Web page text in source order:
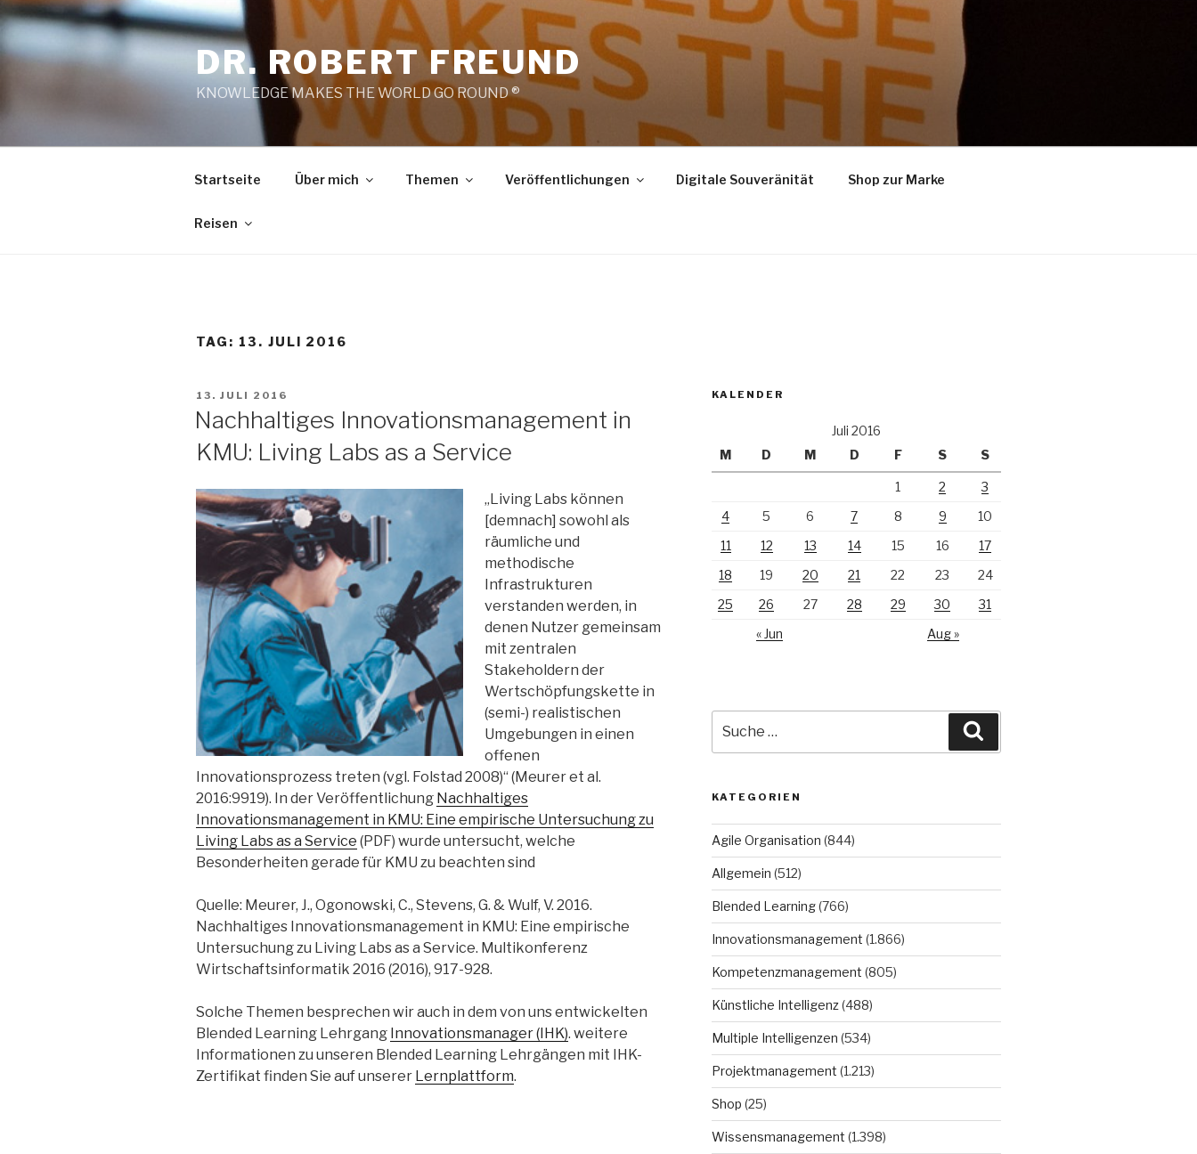
Zum
Inhalt
springen
DR. ROBERT FREUND
KNOWLEDGE MAKES THE WORLD GO ROUND ®
Startseite Über mich Themen Veröffentlichungen Digitale Souveränität Shop zur Marke
Reisen
TAG: 13. JULI 2016
VERÖFFENTLICHT
13. JULI 2016
Nachhaltiges Innovationsmanagement in
KMU: Living Labs as a Service
„Living Labs können
[demnach] sowohl als
räumliche und
methodische
Infrastrukturen
verstanden werden, in
denen Nutzer gemeinsam
mit zentralen
Stakeholdern der
Wertschöpfungskette in
(semi-) realistischen
Umgebungen in einen
offenen
Innovationsprozess treten (vgl. Folstad 2008)“ (Meurer et al.
2016:9919). In der Veröffentlichung Nachhaltiges
Innovationsmanagement in KMU: Eine empirische Untersuchung zu
Living Labs as a Service (PDF) wurde untersucht, welche
Besonderheiten gerade für KMU zu beachten sind
Quelle: Meurer, J., Ogonowski, C., Stevens, G. & Wulf, V. 2016.
Nachhaltiges Innovationsmanagement in KMU: Eine empirische
Untersuchung zu Living Labs as a Service. Multikonferenz
Wirtschaftsinformatik 2016 (2016), 917-928.
Solche Themen besprechen wir auch in dem von uns entwickelten
Blended Learning Lehrgang Innovationsmanager (IHK). weitere
Informationen zu unseren Blended Learning Lehrgängen mit IHK-
Zertifikat finden Sie auf unserer Lernplattform.
KALENDER
Juli 2016
M
D M D F S S
1 2
3
4
5 6 7 8 9
10
11
12 13 14 15 16
17
18
19 20 21 22 23
24
25
26 27 28 29 30
31
« Jun
Aug »
nach:
KATEGORIEN
Agile Organisation (844)
Allgemein (512)
Blended Learning(766)
Innovationsmanagement (1.866)
Kompetenzmanagement (805)
Künstliche Intelligenz(488)
Multiple Intelligenzen (534)
Projektmanagement (1.213)
Shop (25)
Wissensmanagement (1.398)